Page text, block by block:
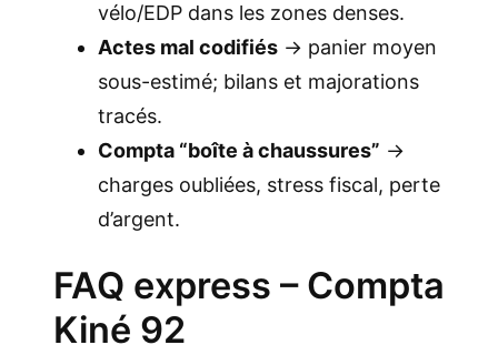
vélo/EDP dans les zones denses.
Actes mal codifiés → panier moyen
sous-estimé; bilans et majorations
tracés.
Compta “boîte à chaussures” →
charges oubliées, stress fiscal, perte
d’argent.
FAQ express – Compta
Kiné 92